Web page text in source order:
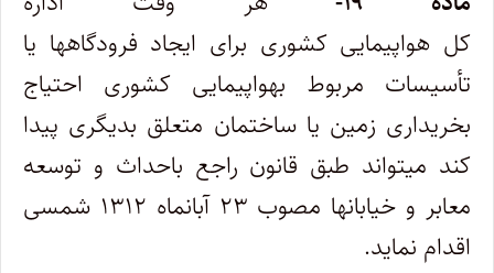
کل هواپیمایی کشوری برای ایجاد فرودگاهها یا
تأسیسات مربوط بهواپیمایی کشوری احتیاج
بخریداری زمین یا‌ ساختمان متعلق بدیگری پیدا
کند میتواند طبق قانون راجع باحداث و توسعه
معابر و خیابانها مصوب ۲۳ آبانماه ۱۳۱۲ شمسی
اقدام نماید.